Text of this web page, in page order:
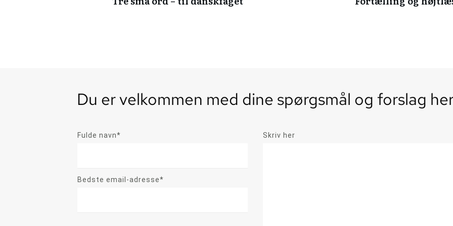
Du er velkommen med dine spørgsmål og forslag
Fulde navn*
Bedste email-adresse*
Skriv her